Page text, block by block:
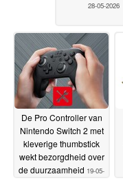
28-05-2026
De Pro Controller van
Nintendo Switch 2 met
kleverige thumbstick
wekt bezorgdheid over
de duurzaamheid 19-05-